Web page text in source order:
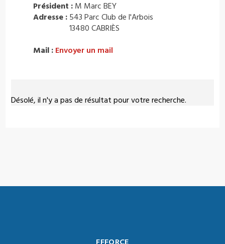
Désolé, il n'y a pas de résultat pour votre recherche.
Président : M Marc BEY
Adresse : 543 Parc Club de l'Arbois
13480 CABRIÈS
Mail : Envoyer un mail